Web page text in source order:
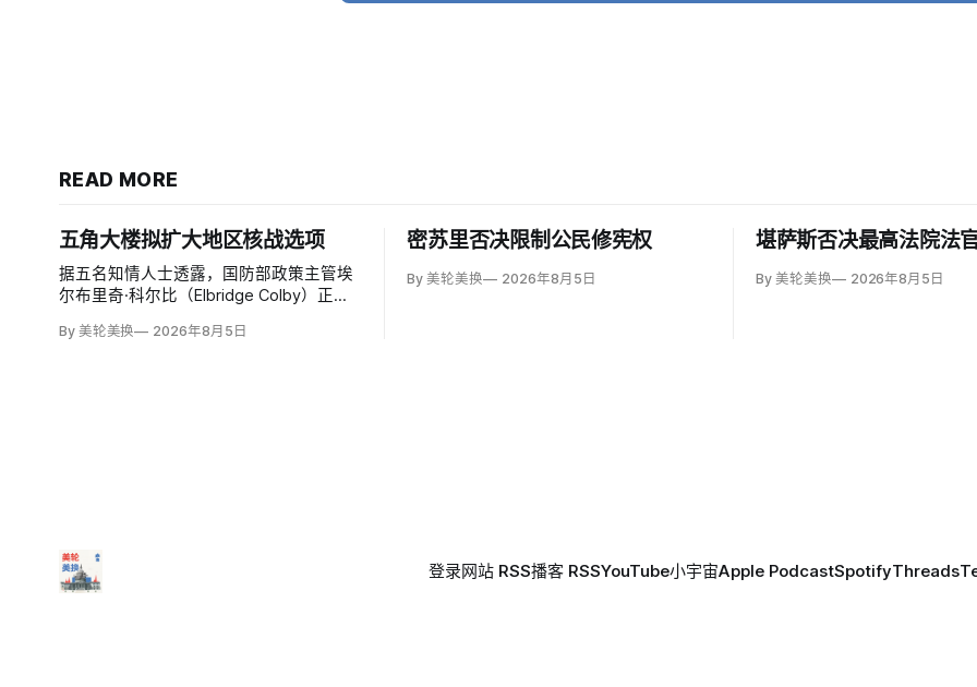
READ MORE
五角大楼拟扩大地区核战选项
据五名知情人士透露，国防部政策主管埃
尔布里奇·科尔比（Elbridge Colby）正在
斯发生地区战争时扩大短程战术核武器的
By 美轮美换 2026年8月5日
密苏里否决限制公民修宪权
By 美轮美换 2026年8月5日
堪萨斯否决最高法院法
By 美轮美换 2026年8月5日
登录网站 RSS播客 RSSYouTube小宇宙Apple PodcastSpotifyThreads